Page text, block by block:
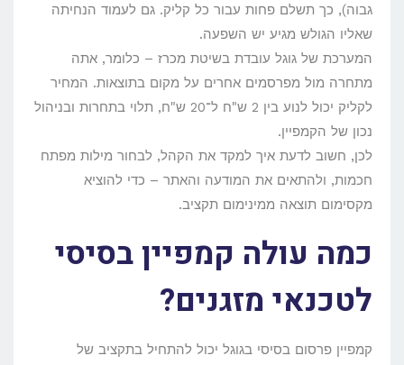
גבוה), כך תשלם פחות עבור כל קליק. גם לעמוד הנחיתה
שאליו הגולש מגיע יש השפעה.
המערכת של גוגל עובדת בשיטת מכרז – כלומר, אתה
מתחרה מול מפרסמים אחרים על מקום בתוצאות. המחיר
לקליק יכול לנוע בין 2 ש"ח ל־20 ש"ח, תלוי בתחרות ובניהול
נכון של הקמפיין.
לכן, חשוב לדעת איך למקד את הקהל, לבחור מילות מפתח
חכמות, ולהתאים את המודעה והאתר – כדי להוציא
מקסימום תוצאה ממינימום תקציב.
כמה עולה קמפיין בסיסי
לטכנאי מזגנים?
קמפיין פרסום בסיסי בגוגל יכול להתחיל בתקציב של